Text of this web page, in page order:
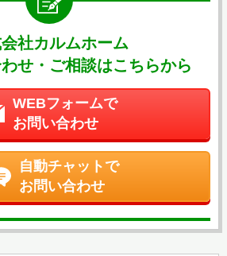
社カルムホーム
せ・ご相談はこちらから
WEBフォームで
お問い合わせ
自動チャットで
お問い合わせ